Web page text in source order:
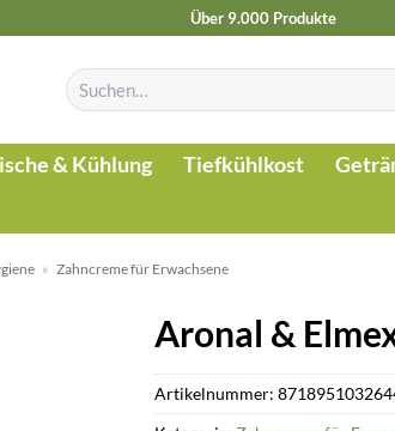
Über 9.000 Produkte
Suchen
nach:
& Kühlung Tiefkühlkost
» Zahncreme für Erwachsene
Aronal &
Artikelnummer: